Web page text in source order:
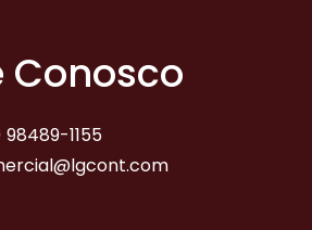
Conosco
98489-1155